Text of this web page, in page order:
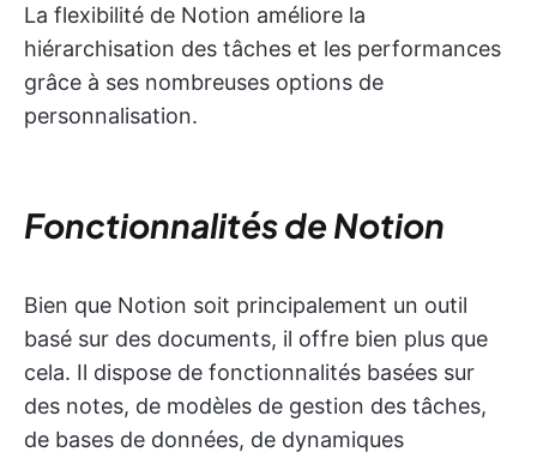
La flexibilité de Notion améliore la
hiérarchisation des tâches et les performances
grâce à ses nombreuses options de
personnalisation.
Fonctionnalités de Notion
Bien que Notion soit principalement un outil
basé sur des documents, il offre bien plus que
cela. Il dispose de fonctionnalités basées sur
des notes, de modèles de gestion des tâches,
de bases de données, de dynamiques